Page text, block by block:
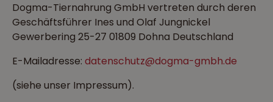
Dogma-Tiernahrung GmbH vertreten durch deren
Geschäftsführer Ines und Olaf Jungnickel
Gewerbering 25-27 01809 Dohna Deutschland
E-Mailadresse: datenschutz@dogma-gmbh.de
(siehe unser Impressum).